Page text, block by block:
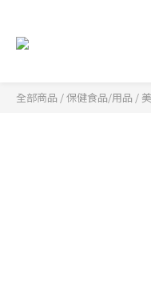
全部商品 /保健食品/用品 /